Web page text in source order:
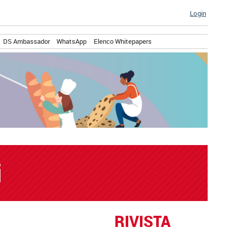
Login
DS Ambassador WhatsApp Elenco Whitepapers
RIVISTA